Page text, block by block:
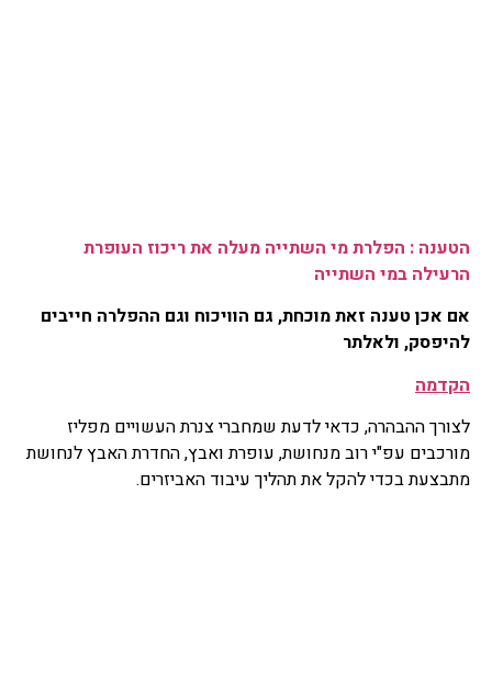
הטענה: הפלרת מי השתייה מעלה את ריכוז העופרת
הרעילה במי השתייה
אם אכן טענה זאת מוכחת, גם הוויכוח וגם ההפלרה חייבים
להיפסק, ולאלתר
הקדמה
לצורך ההבהרה, כדאי לדעת שמחברי צנרת העשויים מפליז
מורכבים עפ"י רוב מנחושת, עופרת ואבץ, החדרת האבץ לנחושת
מתבצעת בכדי להקל את תהליך עיבוד האביזרים.